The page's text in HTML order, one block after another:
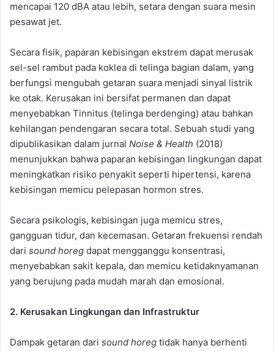
mencapai 120 dBA atau lebih, setara dengan suara mesin
pesawat jet.
Secara fisik, paparan kebisingan ekstrem dapat merusak
sel-sel rambut pada koklea di telinga bagian dalam, yang
berfungsi mengubah getaran suara menjadi sinyal listrik
ke otak. Kerusakan ini bersifat permanen dan dapat
menyebabkan Tinnitus (telinga berdenging) atau bahkan
kehilangan pendengaran secara total. Sebuah studi yang
dipublikasikan dalam jurnal Noise & Health (2018)
menunjukkan bahwa paparan kebisingan lingkungan dapat
meningkatkan risiko penyakit seperti hipertensi, karena
kebisingan memicu pelepasan hormon stres.
Secara psikologis, kebisingan juga memicu stres,
gangguan tidur, dan kecemasan. Getaran frekuensi rendah
dari sound horeg dapat mengganggu konsentrasi,
menyebabkan sakit kepala, dan memicu ketidaknyamanan
yang berujung pada mudah marah dan emosional.
2. Kerusakan Lingkungan dan Infrastruktur
Dampak getaran dari sound horeg tidak hanya berhenti